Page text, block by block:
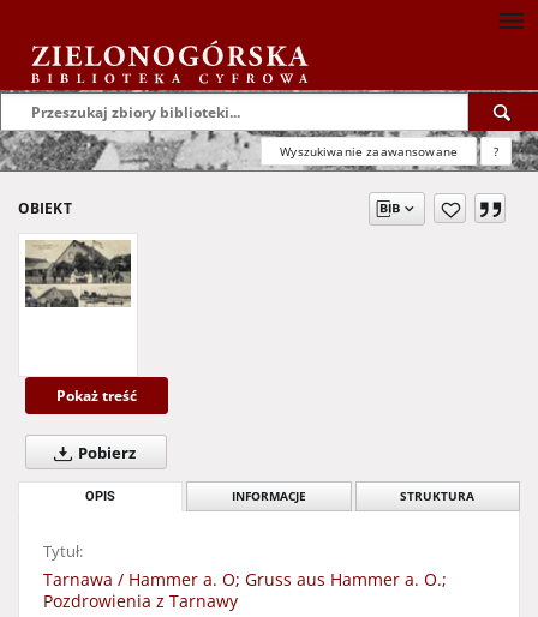
Wyszukiwanie zaawansowane ?
OBIEKT
Pokaż treść
Pobierz
OPIS INFORMACJE STRUKTURA
Tytuł:
Tarnawa / Hammer a. O; Gruss aus Hammer a. O.;
Pozdrowienia z Tarnawy